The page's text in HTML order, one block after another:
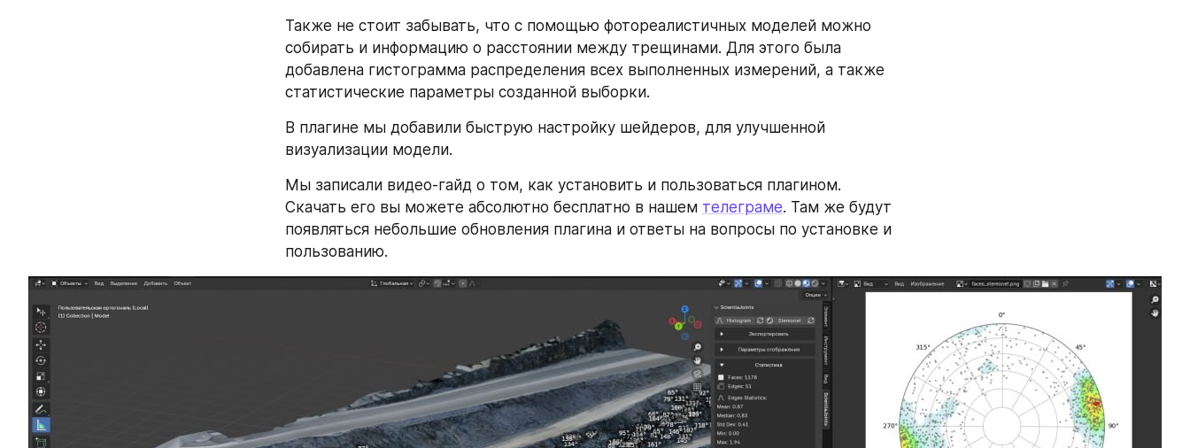
Также не стоит забывать, что с помощью фотореалистичных моделей можно
собирать и информацию о расстоянии между трещинами. Для этого была
добавлена гистограмма распределения всех выполненных измерений, а также
статистические параметры созданной выборки.
В плагине мы добавили быструю настройку шейдеров, для улучшенной
визуализации модели.
Мы записали видео-гайд о том, как установить и пользоваться плагином.
Скачать его вы можете абсолютно бесплатно в нашем телеграме. Там же будут
появляться небольшие обновления плагина и ответы на вопросы по установке и
пользованию.